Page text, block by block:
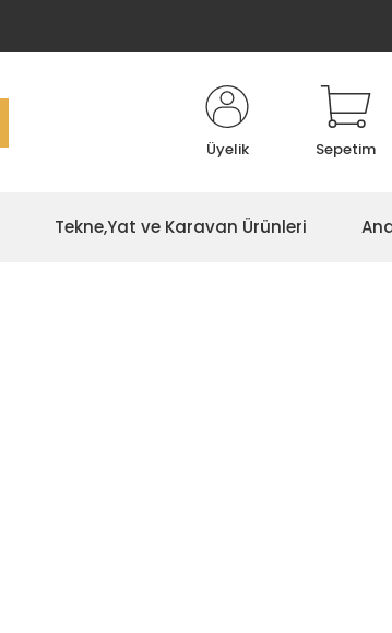
Üyelik Sepetim
Tekne,Yat ve Karavan Ürünleri